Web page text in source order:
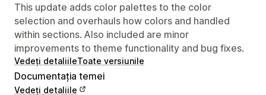
This update adds color palettes to the color
selection and overhauls how colors and handled
within sections. Also included are minor
improvements to theme functionality and bug fixes.
Vedeți detaliileToate versiunile
Documentația temei
Vedeți detaliile